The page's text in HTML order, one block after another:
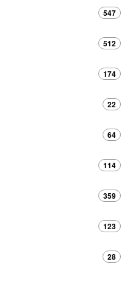
547
512
174
22
64
114
359
123
28